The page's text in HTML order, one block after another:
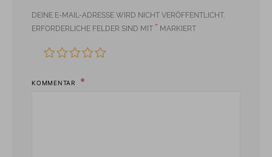
DEINE E-MAIL-ADRESSE WIRD NICHT VERÖFFENTLICHT.
ERFORDERLICHE FELDER SIND MIT * MARKIERT
KOMMENTAR